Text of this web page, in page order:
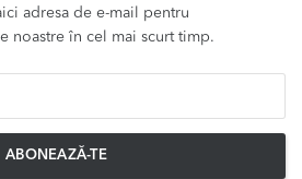
adresa de e-mail pentru
noastre în cel mai scurt timp.
ABONEAZĂ-TE